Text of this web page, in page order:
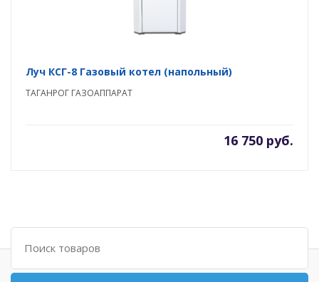
Луч КСГ-8 Газовый котел (напольный)
ТАГАНРОГ ГАЗОАППАРАТ
16 750 руб.
Поиск